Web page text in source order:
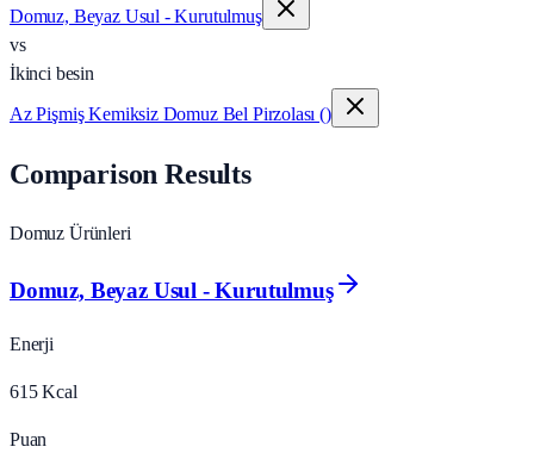
Domuz, Beyaz Usul - Kurutulmuş
vs
İkinci besin
Az Pişmiş Kemiksiz Domuz Bel Pirzolası ()
Comparison Results
Domuz Ürünleri
Domuz, Beyaz Usul - Kurutulmuş
Enerji
615 Kcal
Puan